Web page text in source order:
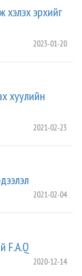
эрхийг
2023-01-20
хуулийн
2021-02-23
2021-02-04
F.A.Q
2020-12-14